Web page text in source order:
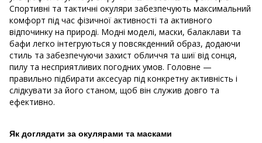
Спортивні та тактичні окуляри забезпечують максимальний
комфорт під час фізичної активності та активного
відпочинку на природі. Модні моделі, маски, балаклави та
бафи легко інтегруються у повсякденний образ, додаючи
стиль та забезпечуючи захист обличчя та шиї від сонця,
пилу та несприятливих погодних умов. Головне —
правильно підбирати аксесуар під конкретну активність і
слідкувати за його станом, щоб він служив довго та
ефективно.
Як доглядати за окулярами та масками